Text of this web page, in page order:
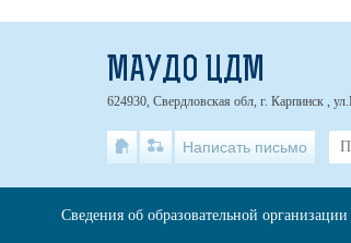
МАУДО ЦДМ
624930, Свердловская обл, г. Карпинск ,
Написать письмо
Сведения об образовательной организации